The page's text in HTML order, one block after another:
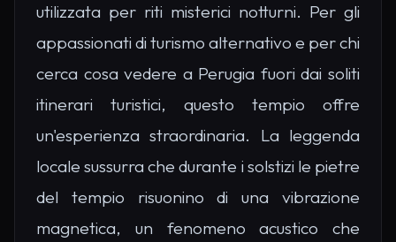
utilizzata per riti misterici notturni. Per gli
appassionati di turismo alternativo e per chi
cerca cosa vedere a Perugia fuori dai soliti
itinerari turistici, questo tempio offre
un'esperienza straordinaria. La leggenda
locale sussurra che durante i solstizi le pietre
del tempio risuonino di una vibrazione
magnetica, un fenomeno acustico che